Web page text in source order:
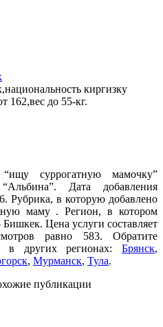
киргизку
162,вес до 55-кг.
суррогатную мамочку”
Дата добавления
Рубрика, в которую добавлено
маму . Регион, в котором
Цена услуги составляет
равно 583. Обратите
в других регионах: Брянск,
, Мурманск, Тула.
публикации